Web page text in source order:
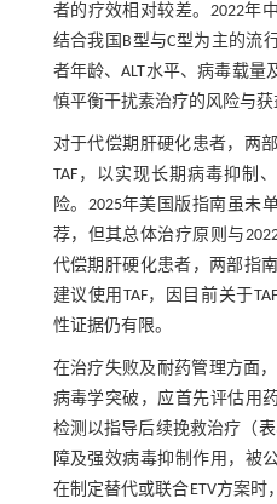
者的疗效相对较差。2022年
结合我国B型与C型为主的流
者年龄、ALT水平、病毒载量
慎平衡干扰素治疗的风险与获
对于代偿期肝硬化患者，两
TAF，以实现长期病毒抑制
险。2025年美国版指南虽未
荐，但其总体治疗原则与
代偿期肝硬化患者，两部指
建议使用TAF，因目前关于
性证据仍有限。
在治疗失败及耐药管理方面
病毒学突破，应首先评估用
检测以指导后续挽救治疗（
障及强效病毒抑制作用，被
在制定替代或联合ETV方案